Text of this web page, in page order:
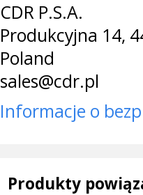
CDR P.S.A.
Produkcyjna 14,
Poland
sales@cdr.pl
Informacje o
Produkty